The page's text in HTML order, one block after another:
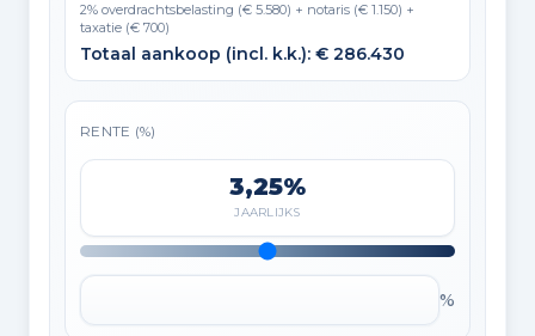
2% overdrachtsbelasting (€ 5.580) + notaris (€ 1.150) +
taxatie (€ 700)
Totaal aankoop (incl. k.k.): € 286.430
RENTE (%)
3,25%
JAARLIJKS
%